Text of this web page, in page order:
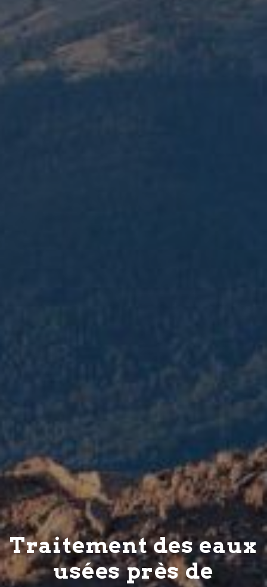
Traitement des eaux
usées près de